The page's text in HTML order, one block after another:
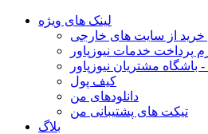
لینک های ویژه
از سایت های خارجی
پرداخت خدمات نیوزپاور
باشگاه مشتریان نیوزپاور
کیف پول
دانلودهای من
تیکت های پشتیبانی من
بلاگ